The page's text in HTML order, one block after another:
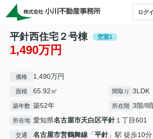
ログ
平針西住宅２号棟 空室1
1,490万円
価格 1,490万円
面積 65.92㎡ 間取り 3LDK
築年数 築52年 所在階 3階/8
所在地 愛知県名古屋市天白区平針１丁目601
交通 名古屋市営鶴舞線 「平針」駅 徒歩10分